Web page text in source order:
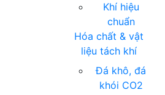
Khí hiệu
chuẩn
Hóa chất & vật
liệu tách khí
Đá khô, đá
khói CO2